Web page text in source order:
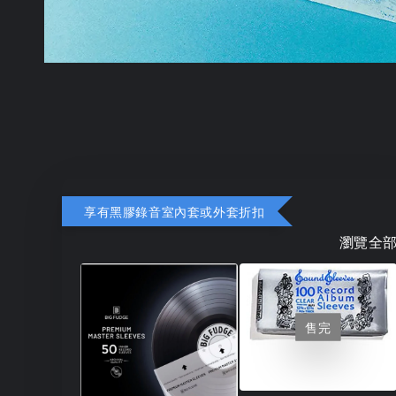
享有黑膠錄音室內套或外套折扣
瀏覽全
售完